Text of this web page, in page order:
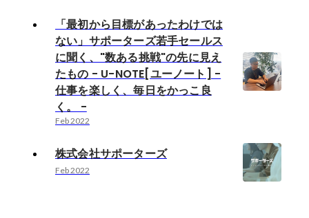
「最初から目標があったわけでは
ない」サポーターズ若手セールス
に聞く、"数ある挑戦"の先に見え
たもの - U-NOTE[ユーノート] -
仕事を楽しく、毎日をかっこ良
く。 -
Feb 2022
株式会社サポーターズ
Feb 2022